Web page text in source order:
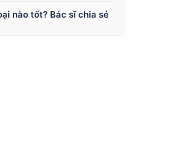
nào tốt? Bác sĩ chia sẻ